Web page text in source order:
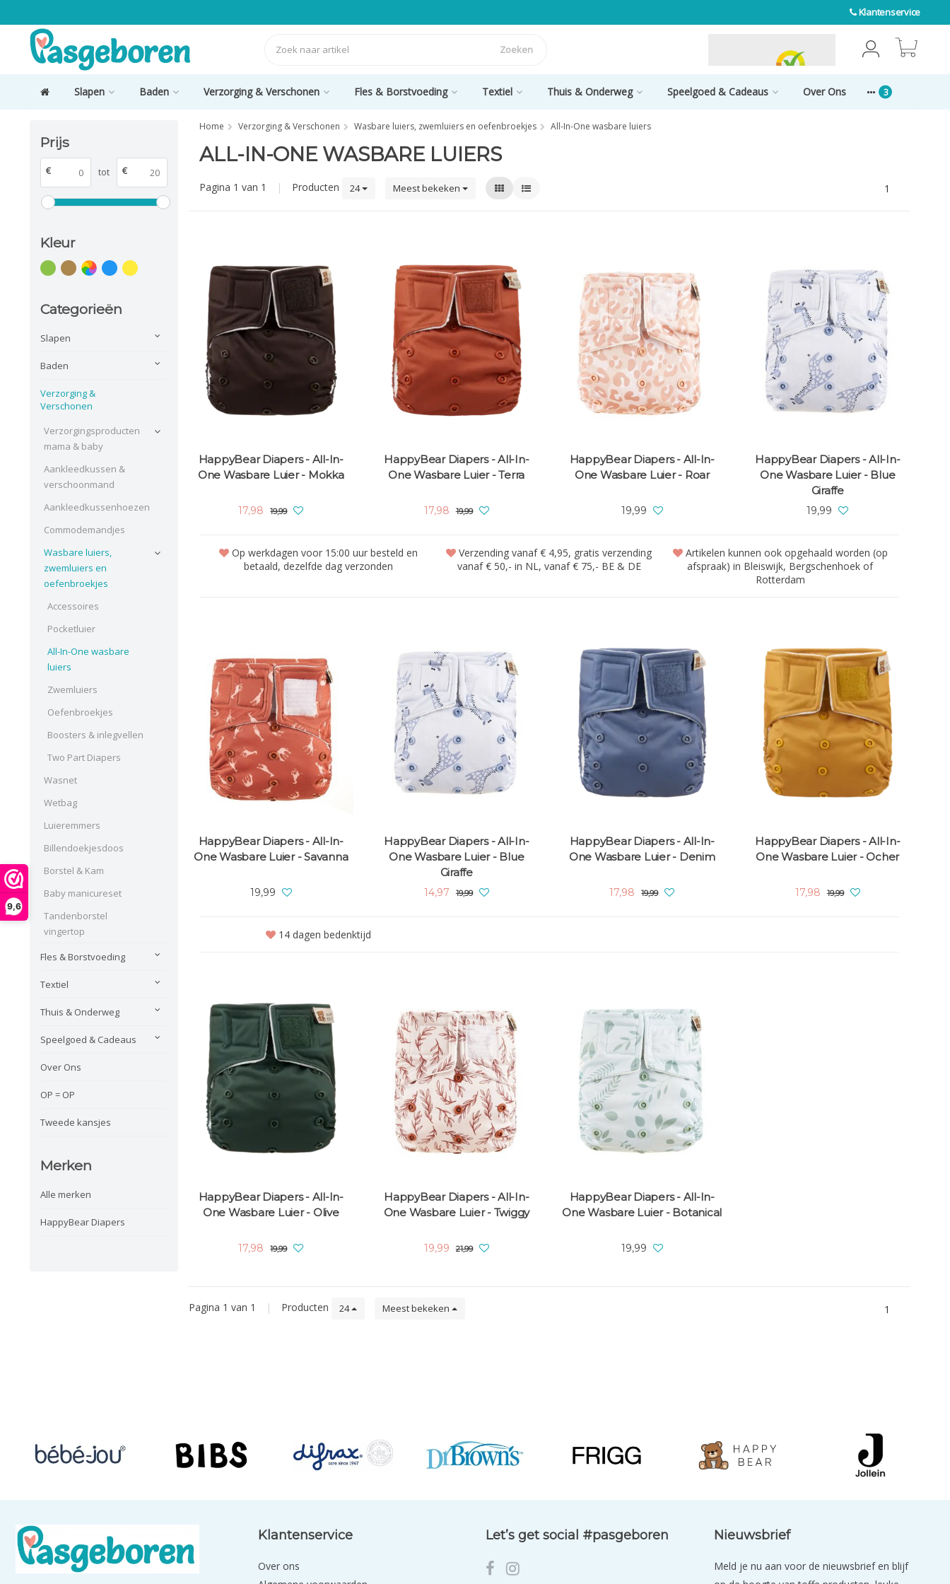
9,6
Klantenservice
Zoeken
Slapen Baden Verzorging & Verschonen Fles & Borstvoeding Textiel Thuis & Onderweg Speelgoed & Cadeaus Over Ons
Prijs
€ tot €
Kleur
Categorieën
Slapen
Baden
Verzorging &
Verschonen
Verzorgingsproducten
mama & baby
Aankleedkussen &
verschoonmand
Aankleedkussenhoezen
Commodemandjes
Wasbare luiers,
zwemluiers en
oefenbroekjes
Accessoires
Pocketluier
All-In-One wasbare
luiers
Zwemluiers
Oefenbroekjes
Boosters & inlegvellen
Two Part Diapers
Wasnet
Wetbag
Luieremmers
Billendoekjesdoos
Borstel & Kam
Baby manicureset
Tandenborstel
vingertop
Fles & Borstvoeding
Textiel
Thuis & Onderweg
Speelgoed & Cadeaus
Over Ons
OP = OP
Tweede kansjes
Merken
Alle merken
HappyBear Diapers
Home Verzorging & Verschonen Wasbare luiers, zwemluiers en oefenbroekjes All-In-One wasbare luiers
ALL-IN-ONE WASBARE LUIERS
Pagina 1 van 1 | Producten 24 Meest bekeken 1
HappyBear Diapers - All-In-
One Wasbare Luier - Mokka
17,98 19,99
HappyBear Diapers - All-In-
One Wasbare Luier - Terra
17,98 19,99
HappyBear Diapers - All-In-
One Wasbare Luier - Roar
19,99
HappyBear Diapers - All-In-
One Wasbare Luier - Blue
Giraffe
19,99
Op werkdagen voor 15:00 uur besteld en
betaald, dezelfde dag verzonden
Verzending vanaf € 4,95, gratis verzending
vanaf € 50,- in NL, vanaf € 75,- BE & DE
Artikelen kunnen ook opgehaald worden (op
afspraak) in Bleiswijk, Bergschenhoek of
Rotterdam
HappyBear Diapers - All-In-
One Wasbare Luier - Savanna
19,99
HappyBear Diapers - All-In-
One Wasbare Luier - Blue
Giraffe
14,97 19,99
HappyBear Diapers - All-In-
One Wasbare Luier - Denim
17,98 19,99
HappyBear Diapers - All-In-
One Wasbare Luier - Ocher
17,98 19,99
14 dagen bedenktijd
HappyBear Diapers - All-In-
One Wasbare Luier - Olive
17,98 19,99
HappyBear Diapers - All-In-
One Wasbare Luier - Twiggy
19,99 21,99
HappyBear Diapers - All-In-
One Wasbare Luier - Botanical
19,99
Pagina 1 van 1 | Producten 24 Meest bekeken 1
Klantenservice
Over ons
Let’s get social #pasgeboren Nieuwsbrief
Meld je nu aan voor de nieuwsbrief en blijf